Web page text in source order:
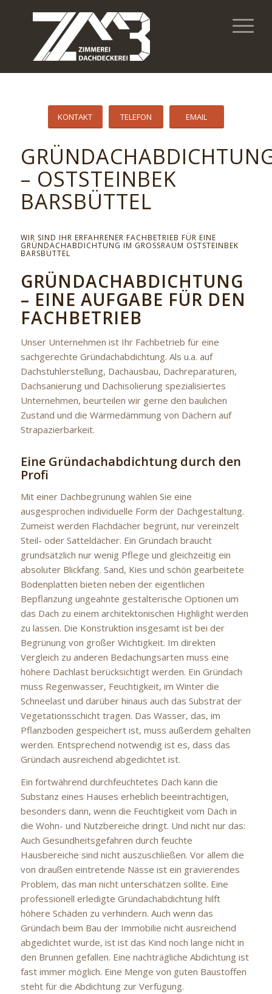
KONTAKT TELEFON EMAIL
– OSTSTEINBEK
BARSBÜTTEL
WIR SIND IHR ERFAHRENER FACHBETRIEB FÜR EINE
GRÜNDACHABDICHTUNG IM GROSSRAUM OSTSTEINBEK B
ARSBÜTTEL
GRÜNDACHABDICHTUNG
– EINE AUFGABE FÜR DEN
FACHBETRIEB
Unser Unternehmen ist Ihr Fachbetrieb für eine
sachgerechte Gründachabdichtung. Als u.a. auf
Dachstuhlerstellung, Dachausbau, Dachreparaturen,
Dachsanierung und Dachisolierung spezialisiertes
Unternehmen, beurteilen wir gerne den baulichen
Zustand und die Wärmedämmung von Dächern auf
Strapazierbarkeit.
Eine Gründachabdichtung durch den
Profi
Mit einer Dachbegrünung wählen Sie eine
ausgesprochen individuelle Form der Dachgestaltung.
Zumeist werden Flachdächer begrünt, nur vereinzelt
Steil- oder Satteldächer. Ein Gründach braucht
grundsätzlich nur wenig Pflege und gleichzeitig ein
absoluter Blickfang. Sand, Kies und schön gearbeitete
Bodenplatten bieten neben der eigentlichen
Bepflanzung ungeahnte gestalterische Optionen um
das Dach zu einem architektonischen Highlight werden
zu lassen. Die Konstruktion insgesamt ist bei der
Begrünung von großer Wichtigkeit. Im direkten
Vergleich zu anderen Bedachungsarten muss eine
höhere Dachlast berücksichtigt werden. Ein Gründach
muss Regenwasser, Feuchtigkeit, im Winter die
Schneelast und darüber hinaus auch das Substrat der
Vegetationsschicht tragen. Das Wasser, das, im
Pflanzboden gespeichert ist, muss außerdem gehalten
werden. Entsprechend notwendig ist es, dass das
Gründach ausreichend abgedichtet ist.
Ein fortwährend durchfeuchtetes Dach kann die
Substanz eines Hauses erheblich beeinträchtigen,
besonders dann, wenn die Feuchtigkeit vom Dach in
die Wohn- und Nutzbereiche dringt. Und nicht nur das:
Auch Gesundheitsgefahren durch feuchte
Hausbereiche sind nicht auszuschließen. Vor allem die
von draußen eintretende Nässe ist ein gravierendes
Problem, das man nicht unterschätzen sollte. Eine
professionell erledigte Gründachabdichtung hilft
höhere Schäden zu verhindern. Auch wenn das
Gründach beim Bau der Immobilie nicht ausreichend
abgedichtet wurde, ist ist das Kind noch lange nicht in
den Brunnen gefallen. Eine nachträgliche Abdichtung ist
fast immer möglich. Eine Menge von guten Baustoffen
steht für die Abdichtung zur Verfügung.